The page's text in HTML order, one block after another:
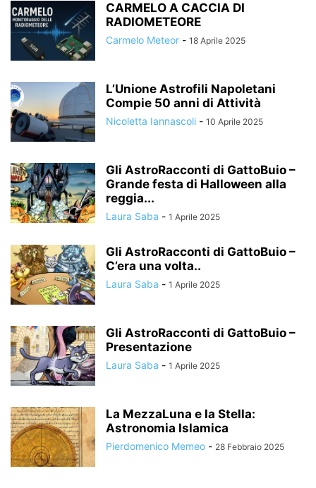
CARMELO A CACCIA DI
RADIOMETEORE
Carmelo Meteor - 18 Aprile 2025
L’Unione Astrofili Napoletani
Compie 50 anni di Attività
Nicoletta Iannascoli - 10 Aprile 2025
Gli AstroRacconti di GattoBuio –
Grande festa di Halloween alla
reggia...
Laura Saba - 1 Aprile 2025
Gli AstroRacconti di GattoBuio –
C’era una volta..
Laura Saba - 1 Aprile 2025
Gli AstroRacconti di GattoBuio –
Presentazione
Laura Saba - 1 Aprile 2025
La MezzaLuna e la Stella:
Astronomia Islamica
Pierdomenico Memeo - 28 Febbraio 2025